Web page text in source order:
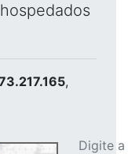
,
Digite